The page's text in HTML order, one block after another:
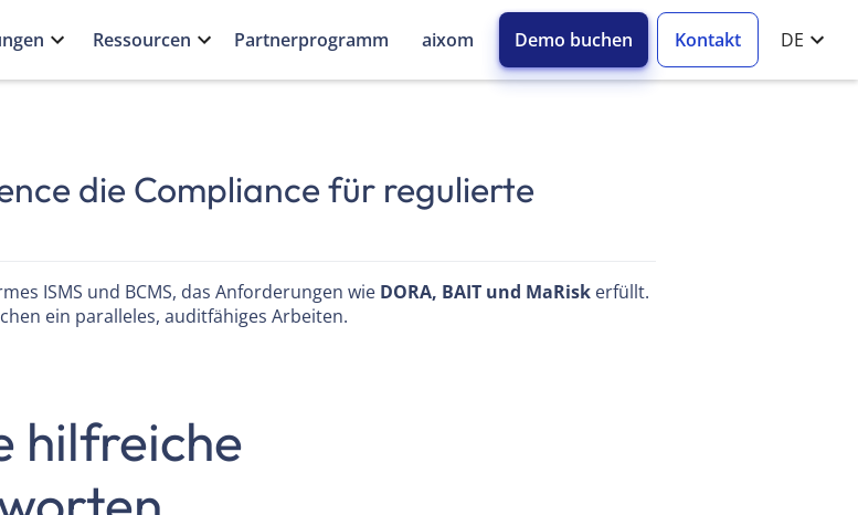
Ressourcen Partnerprogramm aixom Demo buchen Kontakt DE
die Compliance für regulierte
ISMS und BCMS, das Anforderungen wie DORA, BAIT und MaRisk erfüllt.
ein paralleles, auditfähiges Arbeiten.
hilfreiche